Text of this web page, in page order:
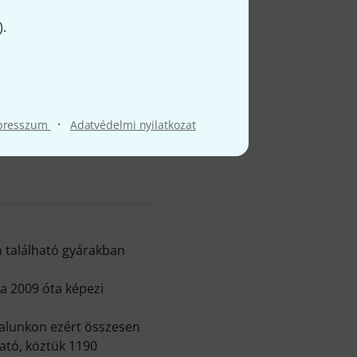
· Adatvédelmi nyilatkozat
található gyárakban
2009 óta képezi
ezért összesen
köztük 1190